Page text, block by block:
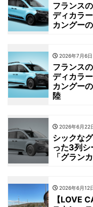
フランス
ディカラ
カングー
2026年7月6日
フランス
ディカラ
カングー
陸
2026年6月22
シックな
った3列
「グラン
2026年6月12
【LOVE